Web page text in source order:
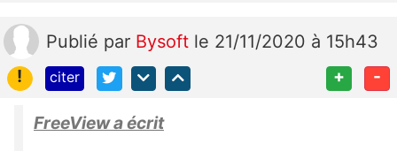
Publié par Bysoft le 21/11/2020 à 15h43
!
citer + -
FreeView a écrit